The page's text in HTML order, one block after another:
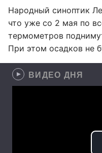
Народный синоптик
что уже со 2 мая по
термометров
При этом осадков не
ВИДЕО ДНЯ